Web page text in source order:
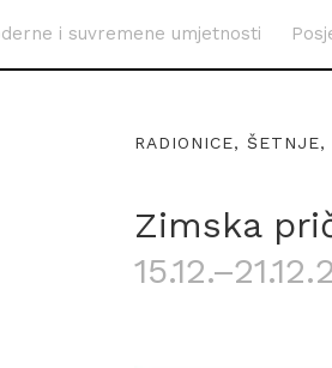
i suvremene umjetnosti
RADIONICE,
Zimska